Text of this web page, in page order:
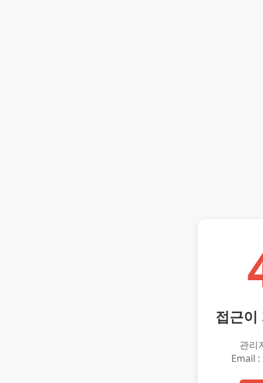
접근이
관리
Email